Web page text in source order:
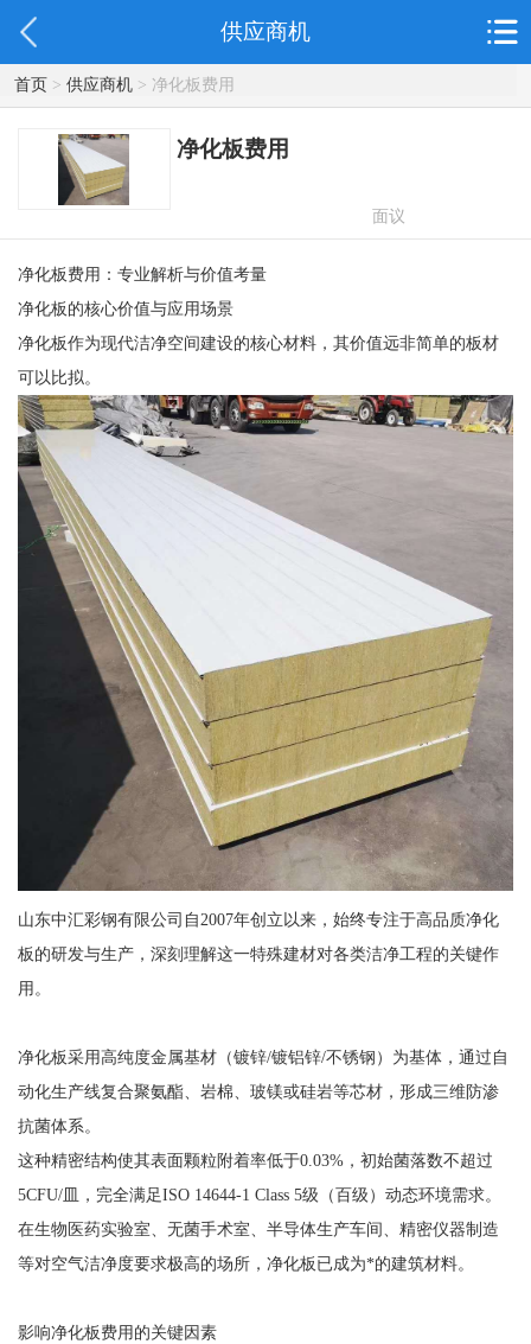
供应商机
首页> 供应商机> 净化板费用
净化板费用
面议
净化板费用：专业解析与价值考量
净化板的核心价值与应用场景
净化板作为现代洁净空间建设的核心材料，其价值远非简单的板材
可以比拟。
山东中汇彩钢有限公司自2007年创立以来，始终专注于高品质净化
板的研发与生产，深刻理解这一特殊建材对各类洁净工程的关键作
用。
净化板采用高纯度金属基材（镀锌/镀铝锌/不锈钢）为基体，通过自
动化生产线复合聚氨酯、岩棉、玻镁或硅岩等芯材，形成三维防渗
抗菌体系。
这种精密结构使其表面颗粒附着率低于0.03%，初始菌落数不超过
5CFU/皿，完全满足ISO 14644-1 Class 5级（百级）动态环境需求。
在生物医药实验室、无菌手术室、半导体生产车间、精密仪器制造
等对空气洁净度要求极高的场所，净化板已成为*的建筑材料。
影响净化板费用的关键因素